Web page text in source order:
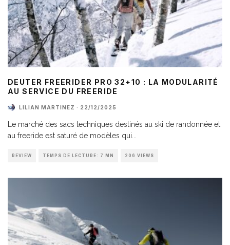
DEUTER FREERIDER PRO 32+10 : LA MODULARITÉ
AU SERVICE DU FREERIDE
LILIAN MARTINEZ · 22/12/2025
Le marché des sacs techniques destinés au ski de randonnée et
au freeride est saturé de modèles qui
REVIEW TEMPS DE LECTURE: 7 MN 206 VIEWS